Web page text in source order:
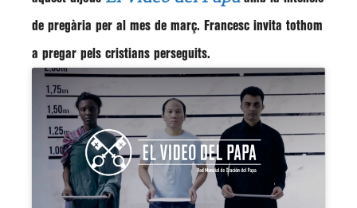
de pregària per al mes de març. Francesc invita tothom
a pregar pels cristians perseguits.